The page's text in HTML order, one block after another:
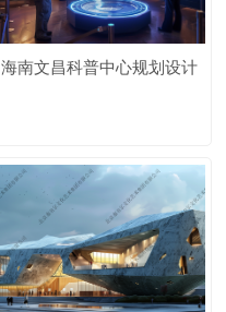
海南文昌科普中心规划设计